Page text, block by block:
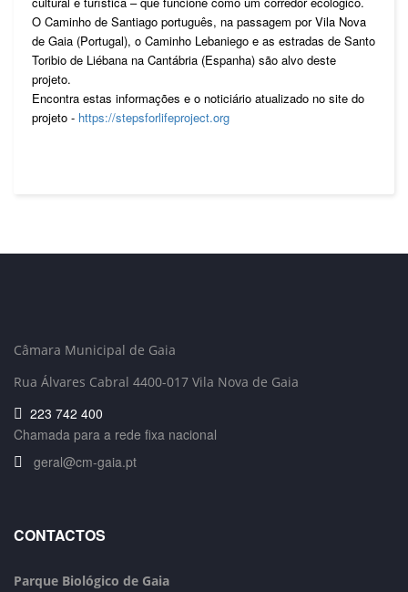
O Caminho de Santiago português, na passagem por Vila Nova
de Gaia (Portugal), o Caminho Lebaniego e as estradas de Santo
Toribio de Liébana na Cantábria (Espanha) são alvo deste
projeto.
Encontra estas informações e o noticiário atualizado no site do
projeto - https://stepsforlifeproject.org
Câmara Municipal de Gaia
Rua Álvares Cabral 4400-017 Vila Nova de Gaia
223 742 400
Chamada para a rede fixa nacional
geral@cm-gaia.pt
CONTACTOS
Parque Biológico de Gaia